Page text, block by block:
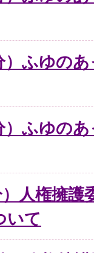
）ふゆの
）ふゆの
人権擁護
いて